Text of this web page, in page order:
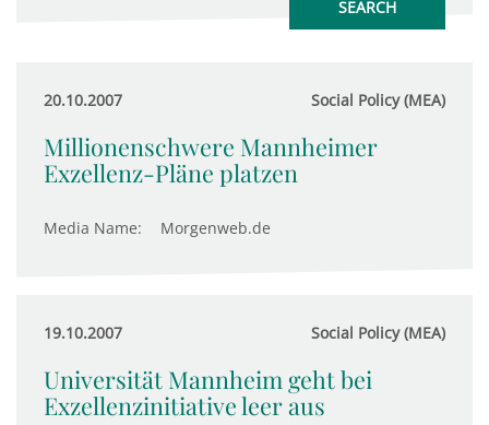
20.10.2007 Social Policy (MEA)
Millionenschwere Mannheimer
Exzellenz-Pläne platzen
Media Name: Morgenweb.de
19.10.2007 Social Policy (MEA)
Universität Mannheim geht bei
Exzellenzinitiative leer aus